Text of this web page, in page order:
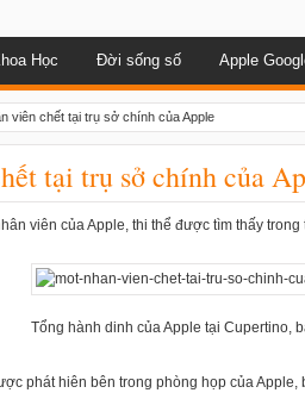
Học Đời sống số Apple
viên chết tại trụ sở chính của Apple
tại trụ sở chính của
viên của Apple, thi thể được tìm thấy
Tổng hành dinh của Apple tại Cupertino,
phát hiên bên trong phòng họp của